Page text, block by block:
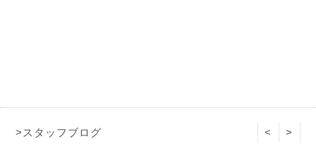
>スタッフブログ < >